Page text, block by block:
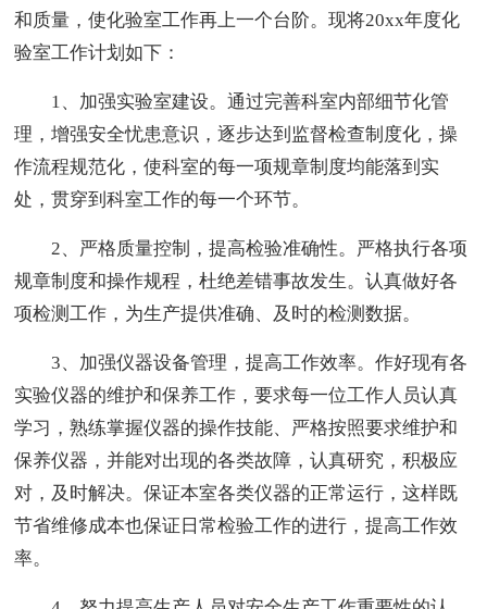
和质量，使化验室工作再上一个台阶。现将20xx年度化
验室工作计划如下：
1、加强实验室建设。通过完善科室内部细节化管
理，增强安全忧患意识，逐步达到监督检查制度化，操
作流程规范化，使科室的每一项规章制度均能落到实
处，贯穿到科室工作的每一个环节。
2、严格质量控制，提高检验准确性。严格执行各项
规章制度和操作规程，杜绝差错事故发生。认真做好各
项检测工作，为生产提供准确、及时的检测数据。
3、加强仪器设备管理，提高工作效率。作好现有各
实验仪器的维护和保养工作，要求每一位工作人员认真
学习，熟练掌握仪器的操作技能、严格按照要求维护和
保养仪器，并能对出现的各类故障，认真研究，积极应
对，及时解决。保证本室各类仪器的正常运行，这样既
节省维修成本也保证日常检验工作的进行，提高工作效
率。